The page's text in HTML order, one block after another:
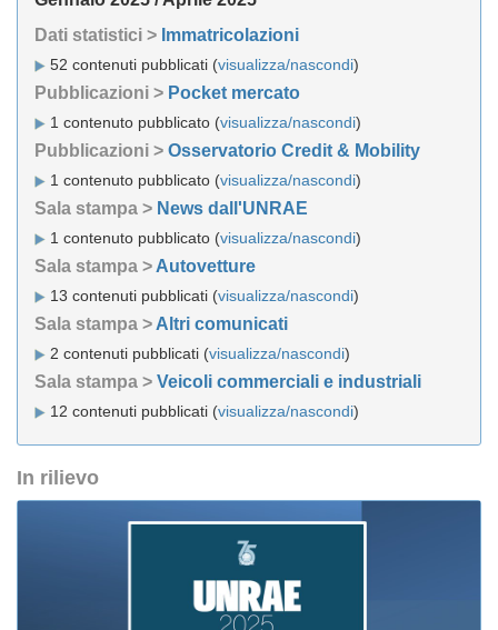
Dati statistici > Immatricolazioni
52 contenuti pubblicati (visualizza/nascondi)
Pubblicazioni > Pocket mercato
1 contenuto pubblicato (visualizza/nascondi)
Pubblicazioni > Osservatorio Credit & Mobility
1 contenuto pubblicato (visualizza/nascondi)
Sala stampa > News dall'UNRAE
1 contenuto pubblicato (visualizza/nascondi)
Sala stampa > Autovetture
13 contenuti pubblicati (visualizza/nascondi)
Sala stampa > Altri comunicati
2 contenuti pubblicati (visualizza/nascondi)
Sala stampa > Veicoli commerciali e industriali
12 contenuti pubblicati (visualizza/nascondi)
In rilievo